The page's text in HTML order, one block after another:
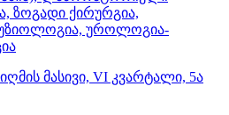
ზოგადი ქირურგია,
უროლოგია-
მასივი, VI კვარტალი, 5ა